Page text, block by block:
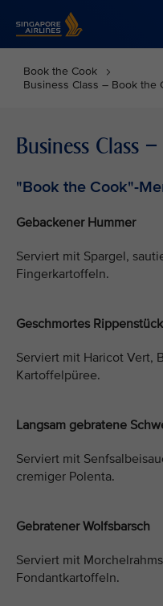
Book the Cook
Business Class – Book the
Business Class
"Book the Cook"-
Gebackener Hummer
Serviert mit Spargel,
Fingerkartoffeln.
Geschmortes
Serviert mit Haricot Vert,
Kartoffelpüree.
Langsam gebratene
Serviert mit
cremiger Polenta.
Gebratener Wolfsbarsch
Serviert mit
Fondantkartoffeln.